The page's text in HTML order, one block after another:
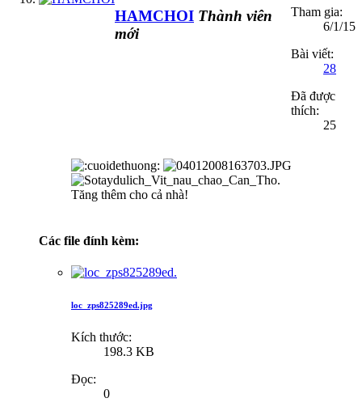
HAMCHOI Thành viên
mới
Tham gia:
6/1/15
Bài viết:
28
Đã được
thích:
25
Tăng thêm cho cả nhà!
Các file đính kèm:
loc_zps825289ed.jpg
Kích thước:
198.3 KB
Đọc:
0